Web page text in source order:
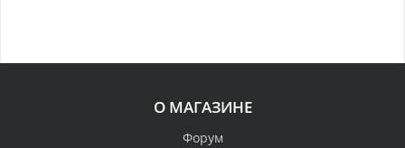
О МАГАЗИНЕ
Форум